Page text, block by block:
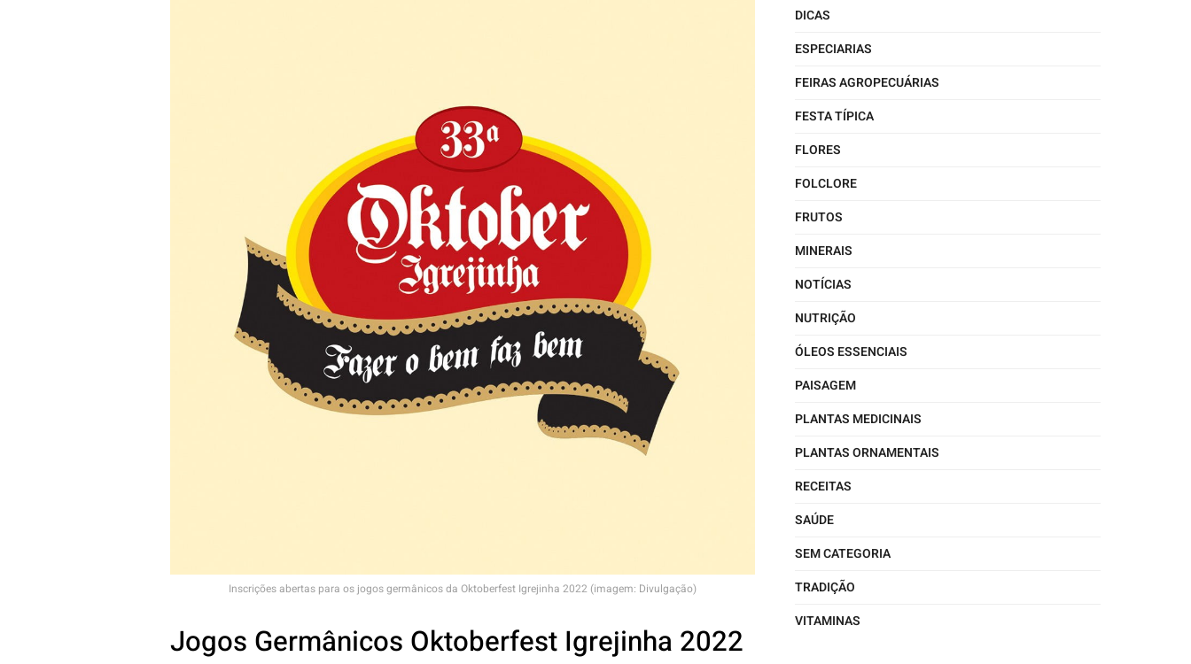
Inscrições abertas para os jogos germânicos da Oktoberfest Igrejinha 2022 (imagem: Divulgação)
Jogos Germânicos Oktoberfest Igrejinha 2022
DICAS
ESPECIARIAS
FEIRAS AGROPECUÁRIAS
FESTA TÍPICA
FLORES
FOLCLORE
FRUTOS
MINERAIS
NOTÍCIAS
NUTRIÇÃO
ÓLEOS ESSENCIAIS
PAISAGEM
PLANTAS MEDICINAIS
PLANTAS ORNAMENTAIS
RECEITAS
SAÚDE
SEM CATEGORIA
TRADIÇÃO
VITAMINAS